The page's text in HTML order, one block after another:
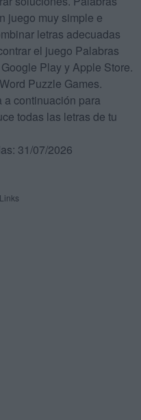
juego muy simple e
letras adecuadas
el juego Palabras
Play y Apple Store.
Puzzle Games.
continuación para
todas las letras de tu
31/07/2026